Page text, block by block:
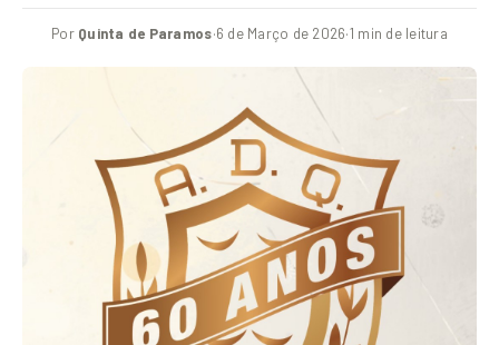
Por Quinta de Paramos·6 de Março de 2026·1 min de leitura